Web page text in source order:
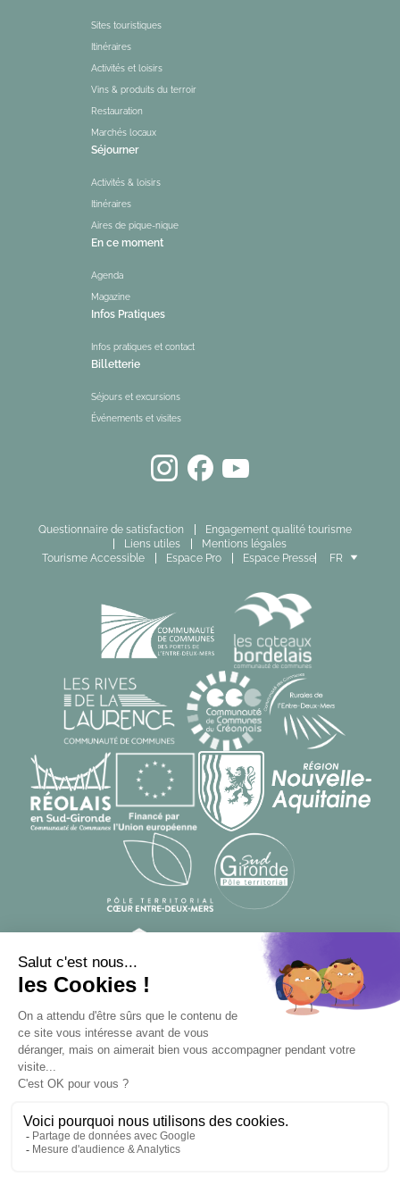
Sites touristiques
Itinéraires
Activités et loisirs
Vins & produits du terroir
Restauration
Marchés locaux
Séjourner
Activités & loisirs
Itinéraires
Aires de pique-nique
En ce moment
Agenda
Magazine
Infos Pratiques
Infos pratiques et contact
Billetterie
Séjours et excursions
Événements et visites
Questionnaire de satisfaction
Engagement qualité tourisme
Liens utiles
Mentions légales
Tourisme Accessible
Espace Pro Espace Presse
FR